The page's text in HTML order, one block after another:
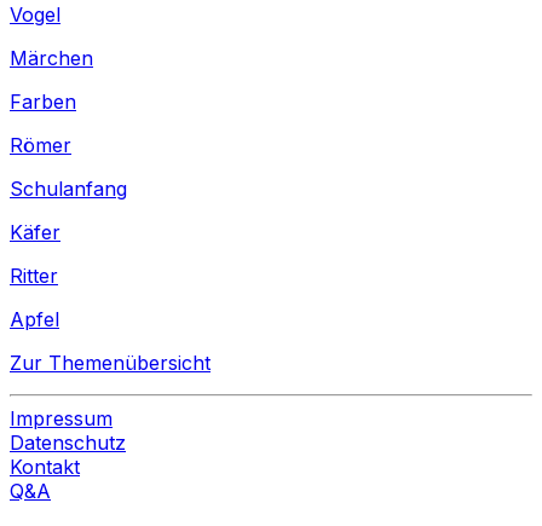
Vogel
Märchen
Farben
Römer
Schulanfang
Käfer
Ritter
Apfel
Zur Themenübersicht
Impressum
Datenschutz
Kontakt
Q&A